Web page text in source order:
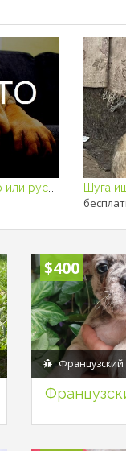
Шуга
$400
Французский